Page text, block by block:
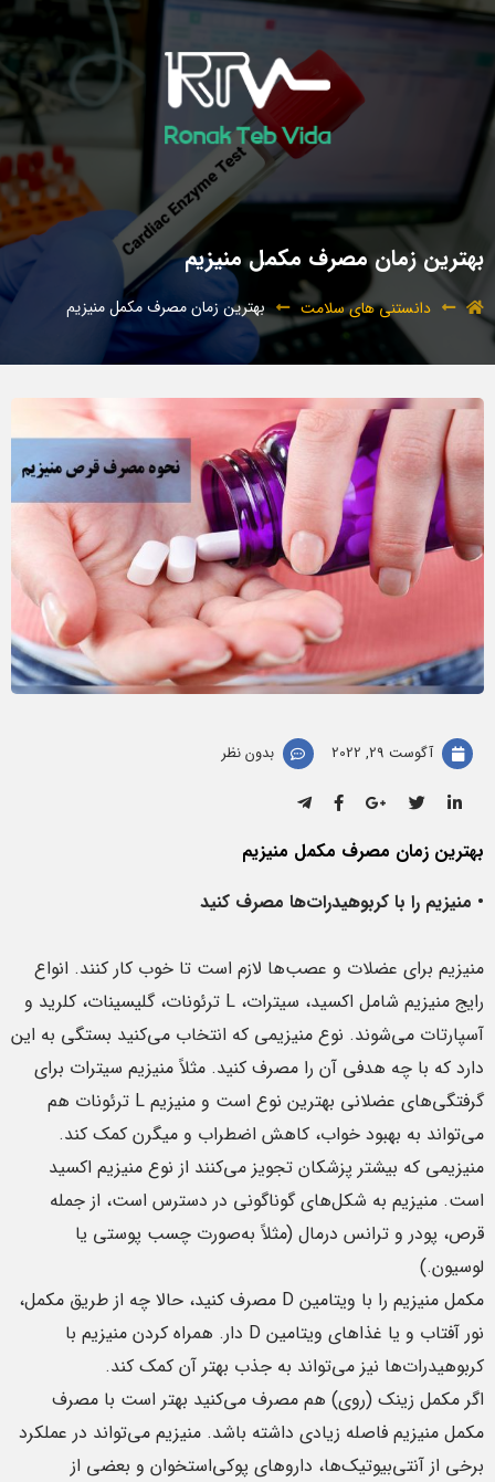
بهترین زمان مصرف مکمل منیزیم
دانستنی های سلامت بهترین زمان مصرف مکمل منیزیم
آگوست 29, 2022 بدون نظر
بهترین زمان مصرف مکمل منیزیم
• منیزیم را با کربوهیدرات‌ها مصرف کنید
منیزیم برای عضلات و عصب‌ها لازم است تا خوب کار کنند. انواع
رایج منیزیم شامل اکسید، سیترات، L ترئونات، گلیسینات، کلرید و
آسپارتات می‌شوند. نوع منیزیمی که انتخاب می‌کنید بستگی به این
دارد که با چه هدفی آن را مصرف کنید. مثلاً منیزیم سیترات برای
گرفتگی‌های عضلانی بهترین نوع است و منیزیم L ترئونات هم
می‌تواند به بهبود خواب، کاهش اضطراب و میگرن کمک کند.
منیزیمی که بیشتر پزشکان تجویز می‌کنند از نوع منیزیم اکسید
است. منیزیم به شکل‌های گوناگونی در دسترس است، از جمله
قرص، پودر و ترانس درمال (مثلاً به‌صورت چسب پوستی یا
لوسیون.)
مکمل منیزیم را با ویتامین D مصرف کنید، حالا چه از طریق مکمل،
نور آفتاب و یا غذاهای ویتامین D دار. همراه کردن منیزیم با
کربوهیدرات‌ها نیز می‌تواند به جذب بهتر آن کمک کند.
اگر مکمل زینک (روی) هم مصرف می‌کنید بهتر است با مصرف
مکمل منیزیم فاصله زیادی داشته باشد. منیزیم می‌تواند در عملکرد
برخی از آنتی‌بیوتیک‌ها، داروهای پوکی‌استخوان و بعضی از